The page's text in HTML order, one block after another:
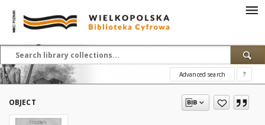
Advanced search ?
OBJECT